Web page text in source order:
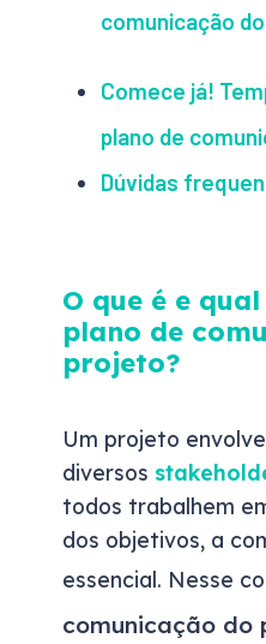
comunicação
Comece já!
plano de
Dúvidas
O que é e
plano de
projeto?
Um projeto
diversos
todos trabalhem
dos objetivos, a
essencial. Nesse
comunicação do